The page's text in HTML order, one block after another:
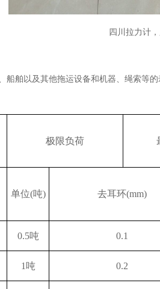
四川拉力计
船舶以及其他拖运设备和机器、绳索等
极限负荷
单位(吨) 去耳环(mm)
0.5吨 0.1
1吨 0.2